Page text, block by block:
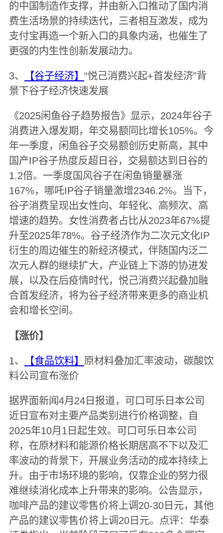
的中国制造作支撑，并由新入口推动了国内消
费生活场景的持续迭代，三者相互激发，成为
支付宝再造一个新入口的具象内涵，也催生了
更强的内生性创新发展动力。
3、 【谷子经济】 “悦己消费兴起+首发经济”背
景下谷子经济快速发展
《2025闲鱼谷子趋势报告》显示，2024年谷子
消费进入爆发期，年交易额同比增长105%。今
年一季度，闲鱼谷子交易额创历史新高，其中
国产IP谷子热度反超日谷，交易额达到日谷的
1.2倍。一季度国风谷子在闲鱼销量暴涨
167%，哪吒IP谷子销量激增2346.2%。当下，
谷子消费呈现出女性向、年轻化、高频次、高
增速的趋势。女性消费者占比从2023年67%提
升至2025年78%。谷子经济作为二次元文化IP
衍生的周边催生的新经济模式，伴随国内泛二
次元人群的继续扩大，产业链上下游的协进发
展，以及在后疫情时代，悦己消费兴起叠加融
合首发经济，将为谷子经济带来更多的商业机
会和增长空间。
【涨价】
1、 【食品饮料】 原材料叠加汇率波动，碳酸饮
料公司宣布涨价
据界面新闻4月24日报道，可口可乐日本公司
近日宣布对主要产品类别进行价格调整，自
2025年10月1日起生效。可口可乐日本公司
称，在原材料和能源价格长期居高不下以及汇
率波动的背景下，开展业务活动的成本持续上
升。由于市场环境的影响，仅靠企业的努力很
难继续消化成本上升带来的影响。公告显示，
咖啡产品的建议零售价将上调20-30日元，其他
产品的建议零售价将上调20日元。点评：华泰